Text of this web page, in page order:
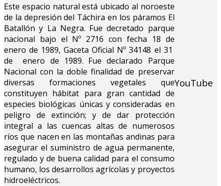
Este espacio natural está ubicado al noroeste
de la depresión del Táchira en los páramos El
Batallón y La Negra. Fue decretado parque
nacional bajo el Nº 2716 con fecha 18 de
enero de 1989, Gaceta Oficial Nº 34148 el 31
de enero de 1989. Fue declarado Parque
Nacional con la doble finalidad de preservar
diversas formaciones vegetales que
constituyen hábitat para gran cantidad de
especies biológicas únicas y consideradas en
peligro de extinción; y de dar protección
integral a las cuencas altas de numerosos
ríos que nacen en las montañas andinas para
asegurar el suministro de agua permanente,
regulado y de buena calidad para el consumo
humano, los desarrollos agrícolas y proyectos
hidroeléctricos.
YouTube